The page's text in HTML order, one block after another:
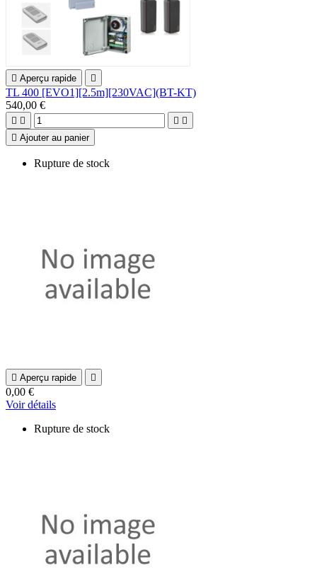
 Aperçu rapide 
TL 400 [EVO1][2.5m][230VAC](BT-KT)
540,00 €
   
 Ajouter au panier
Rupture de stock
 Aperçu rapide 
0,00 €
Voir détails
Rupture de stock